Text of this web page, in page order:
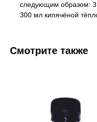
следующим образом: 3
300 мл кипячёной
Смотрите также